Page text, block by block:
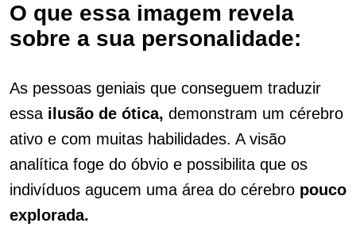
O que essa imagem revela
sobre a sua personalidade:
As pessoas geniais que conseguem traduzir
essa ilusão de ótica, demonstram um cérebro
ativo e com muitas habilidades. A visão
analítica foge do óbvio e possibilita que os
indivíduos agucem uma área do cérebro pouco
explorada.